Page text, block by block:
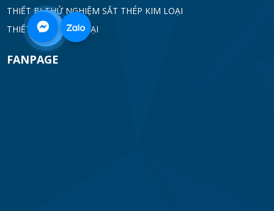
THIẾT BỊ THỬ NGHIỆM SẮT THÉP KIM LOẠI
THIẾT BỊ DÒ KIM LOẠI
FANPAGE
0968
332